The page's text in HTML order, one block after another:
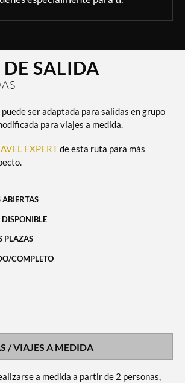
mientras degustamos un fabuloso té
Media Pensión con Cena
Visita guiada por la Medina de Marrakech
SALIDA
ser adaptada para salidas en grupo
para viajes a medida.
EXPERTde esta ruta para más
PLAZAS
COMPLETO
/ VIAJES A MEDIDA
a medida a partir de 2 personas,